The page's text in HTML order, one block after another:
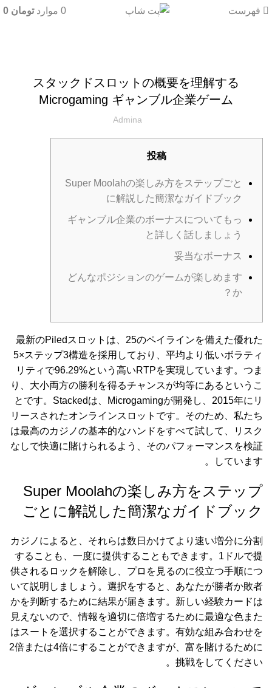
فهرست 0 موارد تومان
スタックドスロットの概要を理解する
Microgaming ギャンブル企業ゲーム
Admina
投稿
Super Moolahの楽しみ方をステップごと
に解説した簡潔なガイドブック
ギャンブル企業のボーナスについてもっ
と詳しく話しましょう
妥当なボーナス
どんなポジションのゲームが楽しめます
か？
最新のPiledスロットは、25のペイラインを備えた優れた
5×ステップ3構造を採用しており、平均より低いボラティ
リティで96.29%という高いRTPを実現しています。つま
り、大小両方の勝利を得るチャンスが均等にあるというこ
とです。Stackedは、Microgamingが開発し、2015年にリ
リースされたオンラインスロットです。そのため、私たち
は最高のカジノの基本的なハンドをすべて試して、リスク
なしで快適に賭けられるよう、そのパフォーマンスを検証
しています。
Super Moolahの楽しみ方をステップ
ごとに解説した簡潔なガイドブック
カジノによると、それらは数日かけてより速い増分に分割
することも、一度に提供することもできます。1ドルで提
供されるロックを解除し、プロを見るのに役立つ手順につ
いて説明しましょう。選択をすると、あなたが勝者か敗者
かを判断するために結果が届きます。新しい経験カードは
見えないので、情報を適切に倍増するために最適な色また
はスートを選択することができます。有効な組み合わせを
2倍または4倍にすることができますが、富を賭けるために
挑戦をしてください。